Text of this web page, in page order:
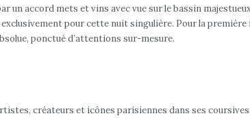
un accord mets et vins avec vue sur le bassin
exclusivement pour cette nuit singulière. Pour la
ponctué d’attentions sur-mesure.
créateurs et icônes parisiennes dans ses